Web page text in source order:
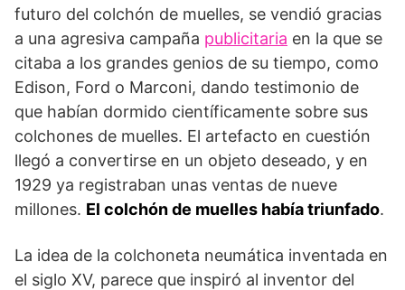
futuro del colchón de muelles, se vendió gracias
a una agresiva campaña publicitaria en la que se
citaba a los grandes genios de su tiempo, como
Edison, Ford o Marconi, dando testimonio de
que habían dormido científicamente sobre sus
colchones de muelles. El artefacto en cuestión
llegó a convertirse en un objeto deseado, y en
1929 ya registraban unas ventas de nueve
millones. El colchón de muelles había triunfado.
La idea de la colchoneta neumática inventada en
el siglo XV, parece que inspiró al inventor del